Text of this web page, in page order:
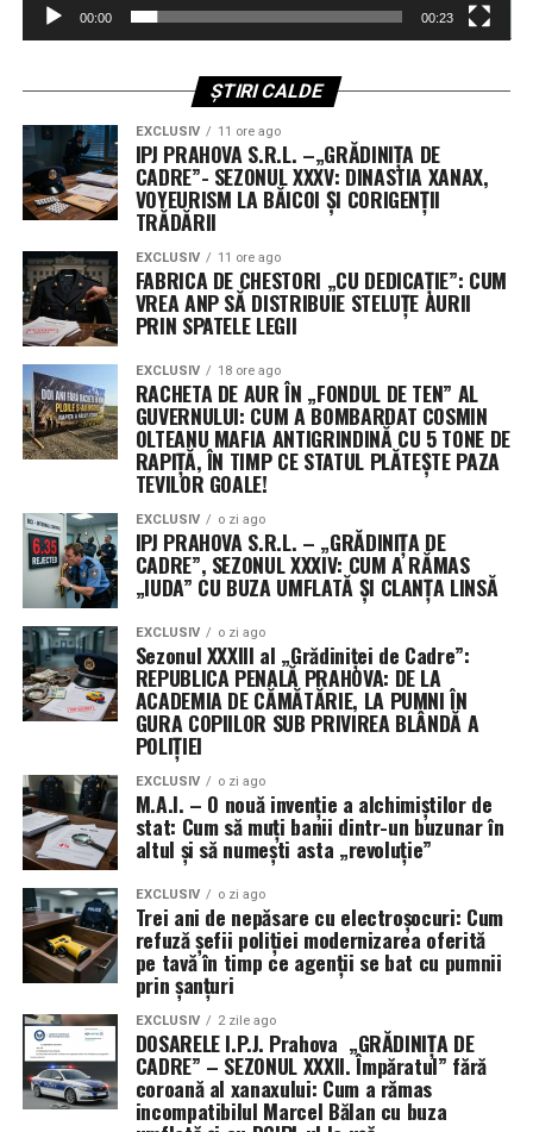
un grad sporit de discreție în cursa pentru supremație
tehnologică în spațiul cosmic.
inițieze programe noi sau contracte multianuale
Fără scutire de la reducerile automate de cheltuieli
O altă cerere respinsă a vizat scutirea fondurilor de
reconciliere aprobate anul trecut de la mecanismul de
sechestrare (reduceri automate). Fără această excepție,
indisponibile.
Următorii pași în Congres
Senatul urmează să voteze rezoluția în această
săptămână, înainte de începerea vacanței de august.
Camera Reprezentanților, deja în pauză, și-a adoptat
propria variantă pe 21 iulie. Cele două texte vor trebui
fie unificate, fie una dintre camere va trebui să adopte
varianta celeilalte, pentru ca proiectul să ajungă pe
masa președintelui Donald Trump.
Președinta Comisiei de buget din Senat, Susan Collins, a
descris rezoluția drept „un pas important” pentru
evitarea închiderii guvernului, în timp ce senatoarea
Patty Murray a salutat faptul că textul limitează cererile
de noi fonduri și flexibilități pentru Pentagon.
00:00 00:23
ȘTIRI CALDE
EXCLUSIV 11 ore ago
IPJ PRAHOVA S.R.L. –„GRĂDINIȚA DE
CADRE”- SEZONUL XXXV: DINASTIA XANAX,
VOYEURISM LA BĂICOI ȘI CORIGENȚII
TRĂDĂRII
EXCLUSIV 11 ore ago
FABRICA DE CHESTORI „CU DEDICAȚIE”: CUM
VREA ANP SĂ DISTRIBUIE STELUȚE AURII
PRIN SPATELE LEGII
EXCLUSIV 18 ore ago
RACHETA DE AUR ÎN „FONDUL DE TEN” AL
GUVERNULUI: CUM A BOMBARDAT COSMIN
OLTEANU MAFIA ANTIGRINDINĂ CU 5 TONE DE
RAPIȚĂ, ÎN TIMP CE STATUL PLĂTEȘTE PAZA
TEVILOR GOALE!
EXCLUSIV o zi ago
IPJ PRAHOVA S.R.L. – „GRĂDINIȚA DE
CADRE”, SEZONUL XXXIV: CUM A RĂMAS
„IUDA” CU BUZA UMFLATĂ ȘI CLANȚA LINSĂ
EXCLUSIV o zi ago
Sezonul XXXIII al „Grădiniței de Cadre”:
REPUBLICA PENALĂ PRAHOVA: DE LA
ACADEMIA DE CĂMĂTĂRIE, LA PUMNI ÎN
GURA COPIILOR SUB PRIVIREA BLÂNDĂ A
POLIȚIEI
EXCLUSIV o zi ago
M.A.I. – O nouă invenție a alchimiștilor de
stat: Cum să muți banii dintr-un buzunar în
altul și să numești asta „revoluție”
EXCLUSIV o zi ago
Trei ani de nepăsare cu electroșocuri: Cum
refuză șefii poliției modernizarea oferită
pe tavă în timp ce agenții se bat cu pumnii
prin șanțuri
EXCLUSIV 2 zile ago
DOSARELE I.P.J. Prahova „GRĂDINIȚA DE
CADRE” – SEZONUL XXXII. Împăratul” fără
coroană al xanaxului: Cum a rămas
incompatibilul Marcel Bălan cu buza